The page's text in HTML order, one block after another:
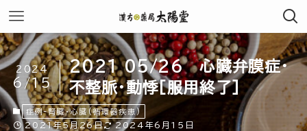
2021 05/26 心臓弁膜症・
不整脈・動悸[服用終了]
2024
6/15
症例-腎臓・心臓(循環器疾患)
2021年5月26日 2024年6月15日